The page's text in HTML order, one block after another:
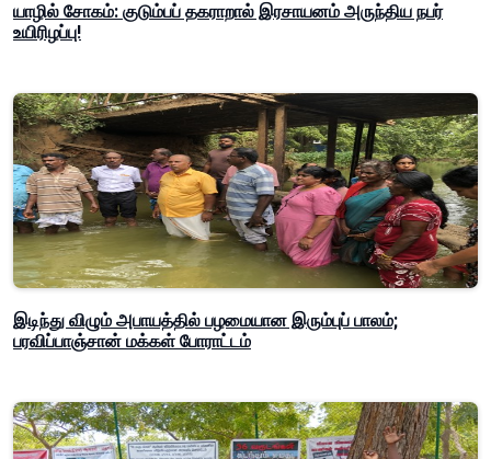
யாழில் சோகம்: குடும்பப் தகராறால் இரசாயனம் அருந்திய நபர்
உயிரிழப்பு!
இடிந்து விழும் அபாயத்தில் பழமையான இரும்புப் பாலம்;
பரவிப்பாஞ்சான் மக்கள் போராட்டம்